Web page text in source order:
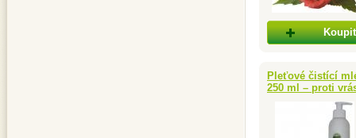
Koupit
Pleťové čistící
250 ml – proti